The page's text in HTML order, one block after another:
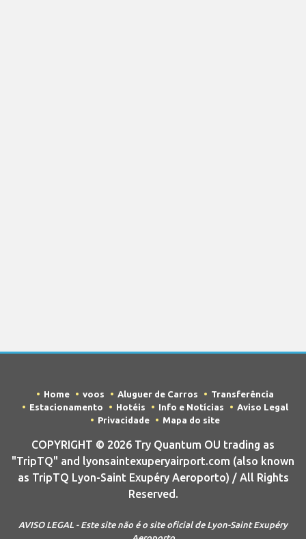
Home voos Aluguer de Carros
Transferência
Estacionamento
Hotéis Info e Notícias
Aviso Legal
Privacidade
Mapa do site
COPYRIGHT © 2026 Try Quantum OU trading as
"TripTQ" and lyonsaintexuperyairport.com (also known
as TripTQ Lyon-Saint Exupéry Aeroporto) / All Rights
Reserved.
AVISO LEGAL - Este site não é o site oficial de Lyon-Saint Exupéry